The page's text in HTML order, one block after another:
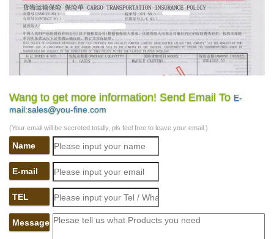
Wang to get more information! Send Email To E-
mail:sales@you-fine.com
(Your email will be secreted totally, pls feel free to leave your email.)
Name
E-mail
TEL
Message